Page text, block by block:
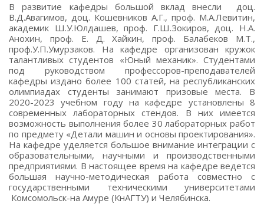
В развитие кафедры большой вклад внесли доц.
В.Д.Авагимов, доц. Кошевников А.Г., проф. М.А.Левитин,
академик Ш.У.Юлдашев, проф. Г.Ш.Зокиров, доц. Н.А.
Анохин, проф. Е. Д. Хайкин, проф. Балабеков М.Т.,
проф.У.П.Умурзаков. На кафедре организован кружок
талантливых студентов «Юный механик». Студентами
под руководством профессоров-преподавателей
кафедры издано более 100 статей, на республиканских
олимпиадах студенты занимают призовые места. В
2020-2023 учебном году на кафедре установлены 8
современных лабораторных стендов. В них имеется
возможность выполнения более 30 лабораторных работ
по предмету «Детали машин и основы проектирования».
На кафедре уделяется большое внимание интеграции с
образовательными, научными и производственными
предприятиями. В настоящее время на кафедре ведется
большая научно-методическая работа совместно с
государственными техническими университетами
Комсомольск-на Амуре (КнАГТУ) и Челябинска.